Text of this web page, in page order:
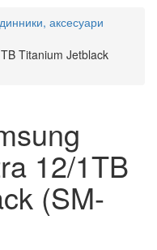
аксесуари
Titanium Jetblack
12/1TB
(SM-